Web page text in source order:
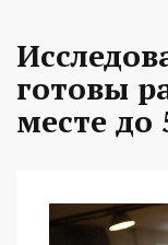
готовы
месте до